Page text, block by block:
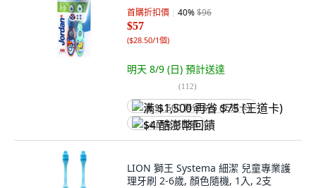
首購折扣價 40%$96
$57
($28.50/1個)
明天 8/9 (日) 預計送達
(112)
满 $1,500 再省 $75 (王道卡)
$4 酷澎幣回饋
LION 獅王 Systema 細潔 兒童專業護
理牙刷 2-6歲, 顏色隨機, 1入, 2支